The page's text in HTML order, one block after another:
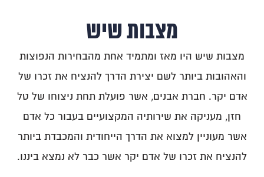
מצבות שיש
מצבות שיש היו מאז ומתמיד אחת מהבחירות הנפוצות
והאהובות ביותר לשם יצירת הדרך להנציח את זכרו של
אדם יקר. חברת אבנים, אשר פועלת תחת ניצוחו של טל
חזן, מעניקה את שירותיה המקצועיים בעבור כל אדם
אשר מעוניין למצוא את הדרך הייחודית והמכבדת ביותר
להנציח את זכרו של אדם יקר אשר כבר לא נמצא ביננו.